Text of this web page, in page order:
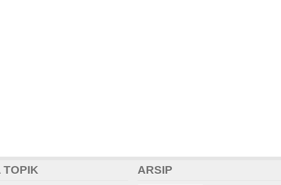
TOPIK ARSIP